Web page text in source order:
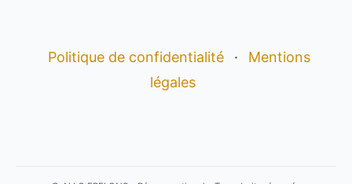
Politique de confidentialité ·
Mentions
légales